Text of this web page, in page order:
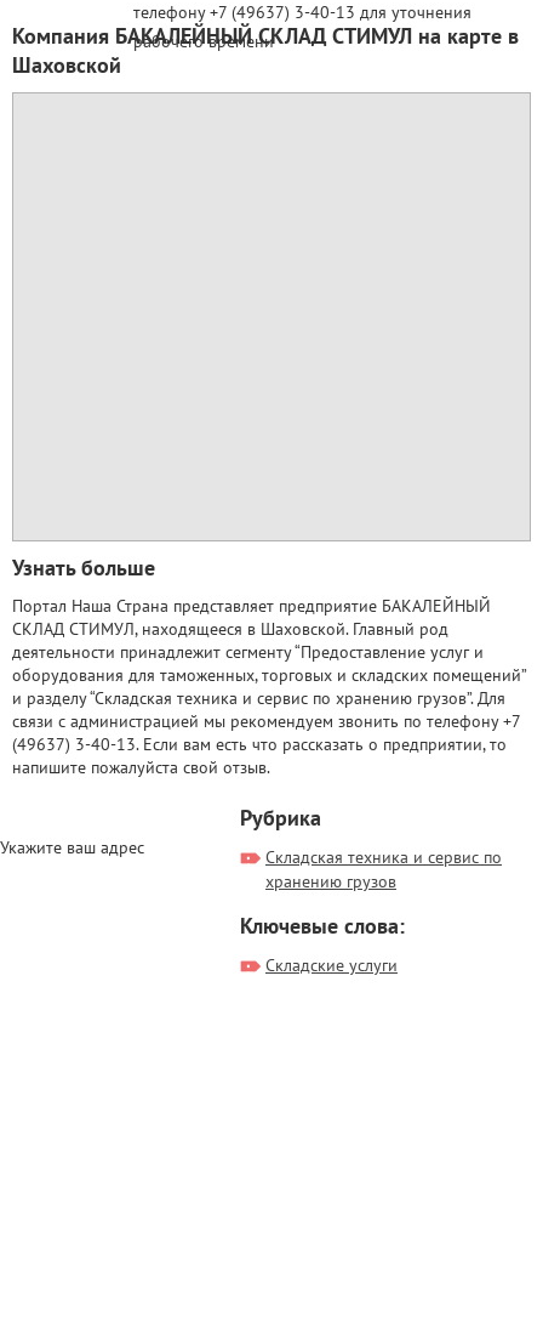
телефону +7 (49637) 3-40-13 для уточнения
рабочего времени
Компания БАКАЛЕЙНЫЙ СКЛАД СТИМУЛ на карте в
Шаховской
Узнать больше
Портал Наша Страна представляет предприятие БАКАЛЕЙНЫЙ
СКЛАД СТИМУЛ, находящееся в Шаховской. Главный род
деятельности принадлежит сегменту “Предоставление услуг и
оборудования для таможенных, торговых и складских помещений”
и разделу “Складская техника и сервис по хранению грузов”. Для
связи с администрацией мы рекомендуем звонить по телефону +7
(49637) 3-40-13. Если вам есть что рассказать о предприятии, то
напишите пожалуйста свой отзыв.
Рубрика
Складская техника и сервис по
хранению грузов
Ключевые слова:
Складские услуги
Укажите ваш адрес